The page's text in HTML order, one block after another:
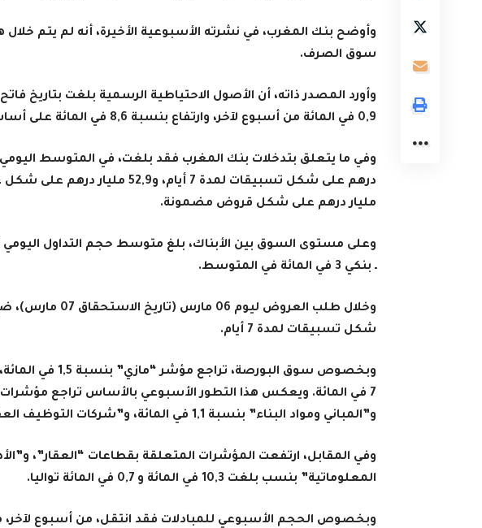
وأوضح بنك المغرب، في نشرته الأسبوعية الأخيرة، أنه لم يتم
سوق الصرف.
0,9 في المائة من أسبوع لآخر، وارتفاع بنسبة 8,6 في المائة على أساس سنوي
مليار درهم على شكل قروض مضمونة.
ـ بنكي 3 في المائة في المتوسط
.
شكل تسبيقات لمدة 7 أيام
.
وبخصوص سوق
و”المباني ومواد البناء” بنسبة 1,1 في المائة، و”شركات التوظيف العقاري” بنسبة 1,4 في المائة
وفي المقابل، ارتفعت المؤشرات المتعلقة بقطاعات “العقار”،
المعلوماتية” بنسب بلغت 10,3 في المائة و 0,7 في المائة تواليا
.